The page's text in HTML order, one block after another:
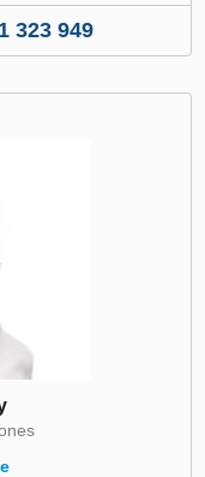
323 949